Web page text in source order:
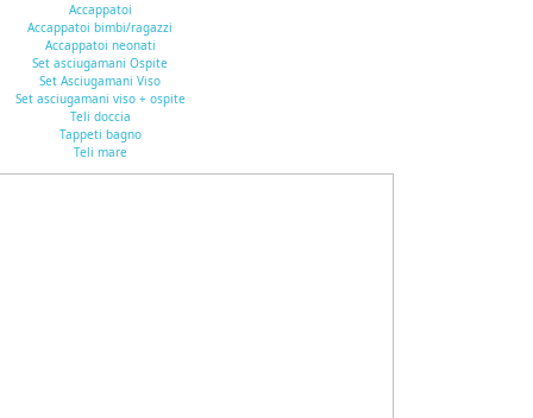
Accappatoi
Accappatoi bimbi/ragazzi
Accappatoi neonati
Set asciugamani Ospite
Set Asciugamani Viso
Set asciugamani viso + ospite
Teli doccia
Tappeti bagno
Teli mare